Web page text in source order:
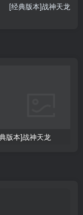
[经典版本]战神天龙
版本]战神天龙